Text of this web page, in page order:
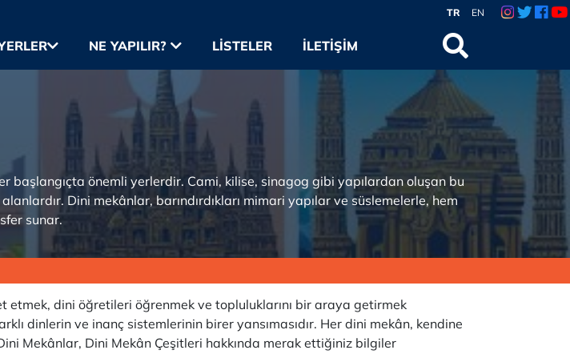
TR EN
NE YAPILIR? LISTELER İLETIŞIM
başlangıçta önemli yerlerdir. Cami, kilise, sinagog gibi yapılardan oluşan bu
Dini mekânlar, barındırdıkları mimari yapılar ve süslemelerle, hem
sunar.
etmek, dini öğretileri öğrenmek ve topluluklarını bir araya getirmek
dinlerin ve inanç sistemlerinin birer yansımasıdır. Her dini mekân, kendine
Mekânlar, Dini Mekân Çeşitleri hakkında merak ettiğiniz bilgiler